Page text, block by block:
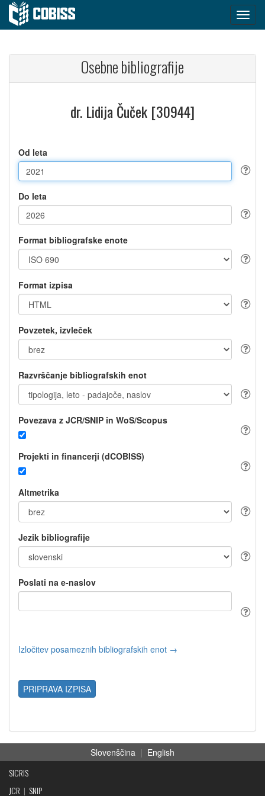
Osebne bibliografije
dr. Lidija Čuček [30944]
Od leta
Do leta
Format bibliografske enote
Format izpisa
Povzetek, izvleček
Razvrščanje bibliografskih enot
Povezava z JCR/SNIP in WoS/Scopus
Projekti in financerji (dCOBISS)
Altmetrika
Jezik bibliografije
Poslati na e-naslov
Izločitev posameznih bibliografskih enot →
PRIPRAVA IZPISA
Slovenščina | English
SICRIS
JCR | SNIP